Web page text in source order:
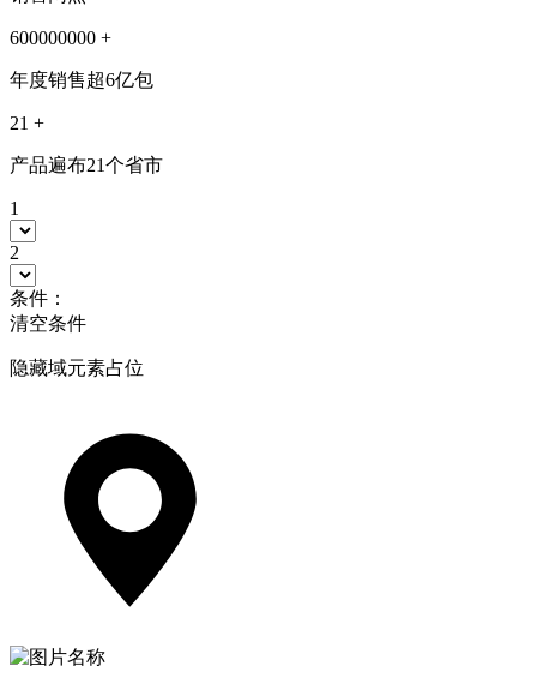
600000000 +
年度销售超6亿包
21 +
产品遍布21个省市
1
2
条件：
清空条件
隐藏域元素占位